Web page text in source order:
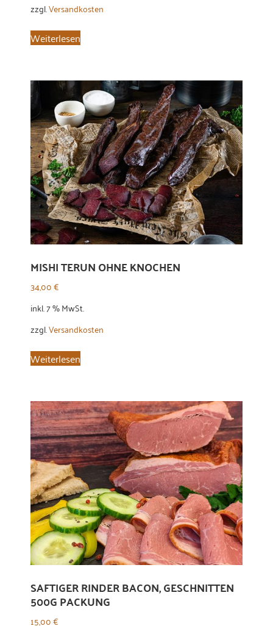
zzgl.Versandkosten
Weiterlesen
MISHI TERUN OHNE KNOCHEN
34,00€
inkl. 7 % MwSt.
zzgl.Versandkosten
Weiterlesen
SAFTIGER RINDER BACON, GESCHNITTEN
500G PACKUNG
15,00€